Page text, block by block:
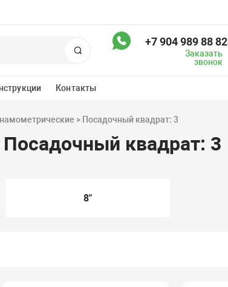
Поиск
+7 904 989 88 82
Заказать
звонок
Контакты
> Посадочный квадрат: 3
квадрат: 3
8"